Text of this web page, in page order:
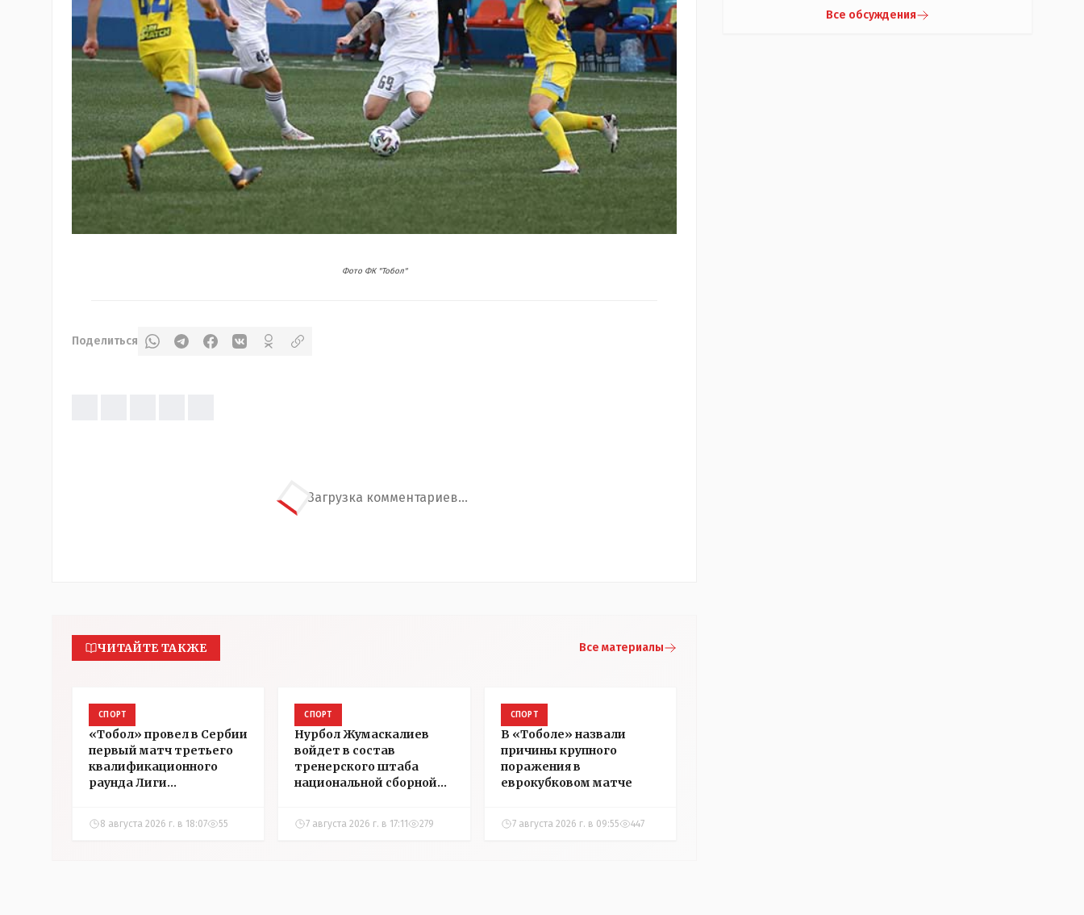
Фото ФК "Тобол"
Поделиться
Загрузка комментариев...
ЧИТАЙТЕ ТАКЖЕ Все материалы
СПОРТ
«Тобол» провел в Сербии
первый матч третьего
квалификационного
раунда Лиги
8 августа 2026 г. в 18:07 55
СПОРТ
Нурбол Жумаскалиев
войдет в состав
тренерского штаба
национальной сборной
7 августа 2026 г. в 17:11 279
СПОРТ
В «Тоболе» назвали
причины крупного
поражения в
еврокубковом матче
7 августа 2026 г. в 09:55 447
Все обсуждения